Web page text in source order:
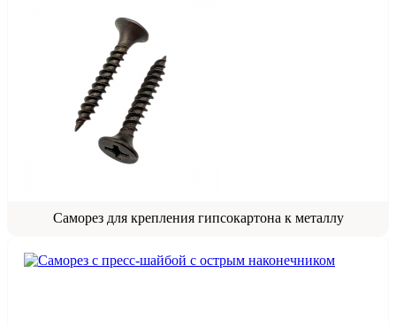
Саморез для крепления гипсокартона к металлу